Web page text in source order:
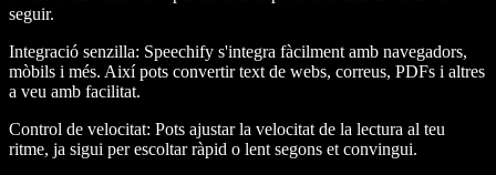
seguir.
Integració senzilla: Speechify s'integra fàcilment amb navegadors,
mòbils i més. Així pots convertir text de webs, correus, PDFs i altres
a veu amb facilitat.
Control de velocitat: Pots ajustar la velocitat de la lectura al teu
ritme, ja sigui per escoltar ràpid o lent segons et convingui.